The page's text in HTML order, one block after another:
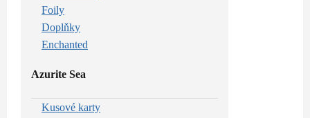
Foily
Doplňky
Enchanted
Azurite Sea
Kusové karty